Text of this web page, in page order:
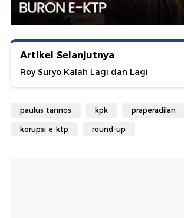
Artikel Selanjutnya
Roy Suryo Kalah Lagi dan Lagi
paulus tannos kpk praperadilan
korupsi e-ktp round-up